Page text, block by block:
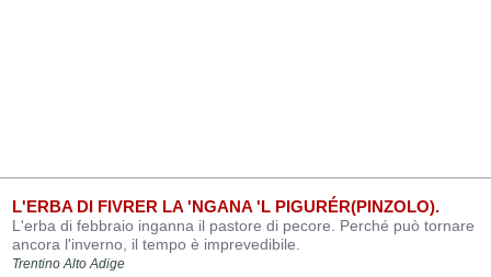
L'ERBA DI FIVRER LA 'NGANA 'L PIGURÉR(PINZOLO).
L'erba di febbraio inganna il pastore di pecore. Perché può tornare
ancora l'inverno, il tempo è imprevedibile.
Trentino Alto Adige